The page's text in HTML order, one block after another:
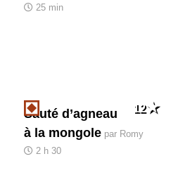
25 min
Sauté d’agneau
à la mongole par Romy
2 h 30
12